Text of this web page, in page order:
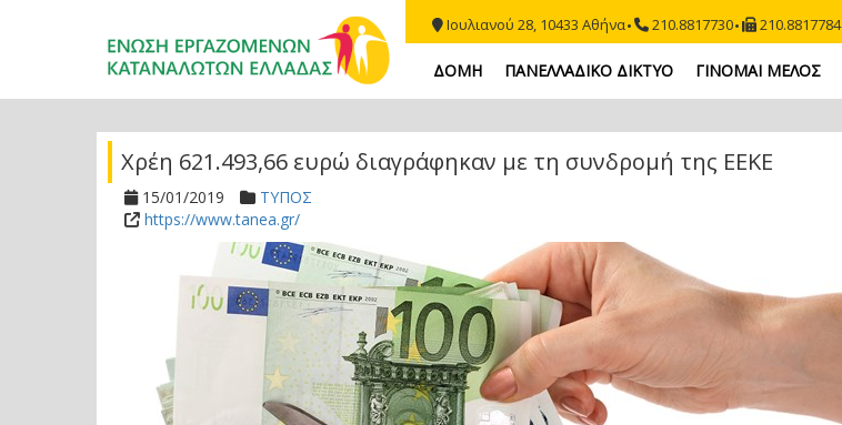
Ιουλιανού 28, 10433 Αθήνα 210.8817730 210.8817784
ΔΟΜΗ ΠΑΝΕΛΛΑΔΙΚΟ ΔΙΚΤΥΟ ΓΙΝΟΜΑΙ ΜΕΛΟΣ
Χρέη 621.493,66 ευρώ διαγράφηκαν με τη συνδρομή της ΕΕΚΕ
15/01/2019
ΤΥΠΟΣ
https://www.tanea.gr/